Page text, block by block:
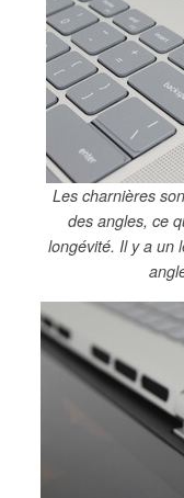
Les charnières
des angles, ce
longévité. Il y a un